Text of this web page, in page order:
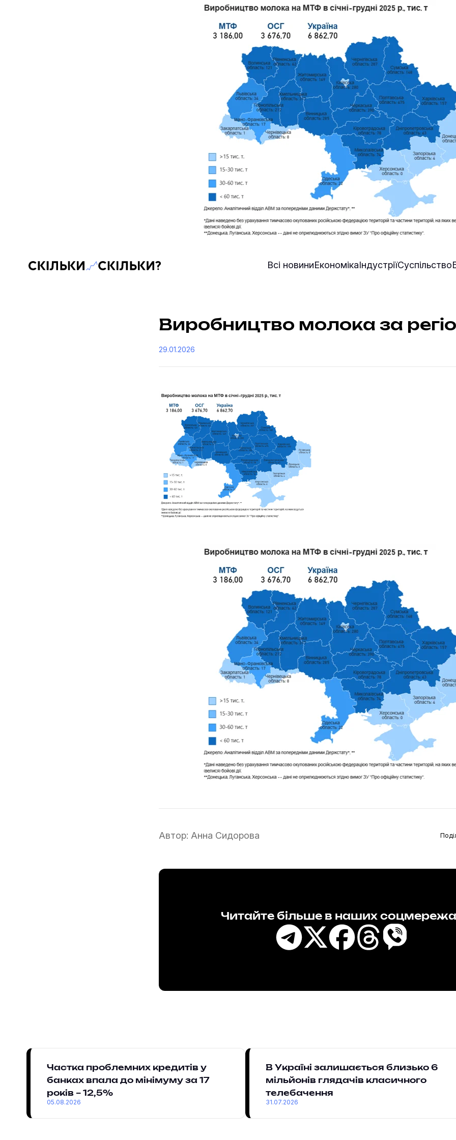
Скільки-скільки? — Медіа про суспільні дані Всі новиниЕкономікаІндустріїСуспільство
Виробництво молока за
29.01.2026
Автор: Анна Сидорова
Читайте більше в наших
Частка проблемних кредитів у
банках впала до мінімуму за 17
років – 12,5%
05.08.2026
В Україні залишається близько 6
мільйонів глядачів класичного
телебачення
31.07.2026